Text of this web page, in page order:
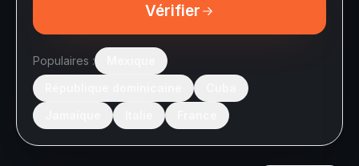
Vérifier
Populaires :